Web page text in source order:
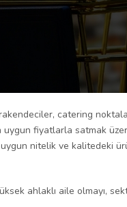
catering
fiyatlarla satmak
nitelik ve kalitedeki
ahlaklı aile olmayı,